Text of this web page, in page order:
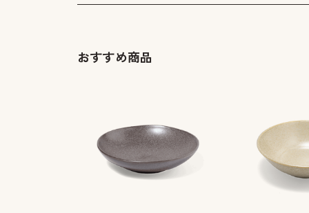
おすすめ商品